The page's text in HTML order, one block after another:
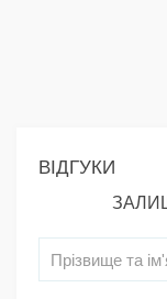
ВІДГУКИ